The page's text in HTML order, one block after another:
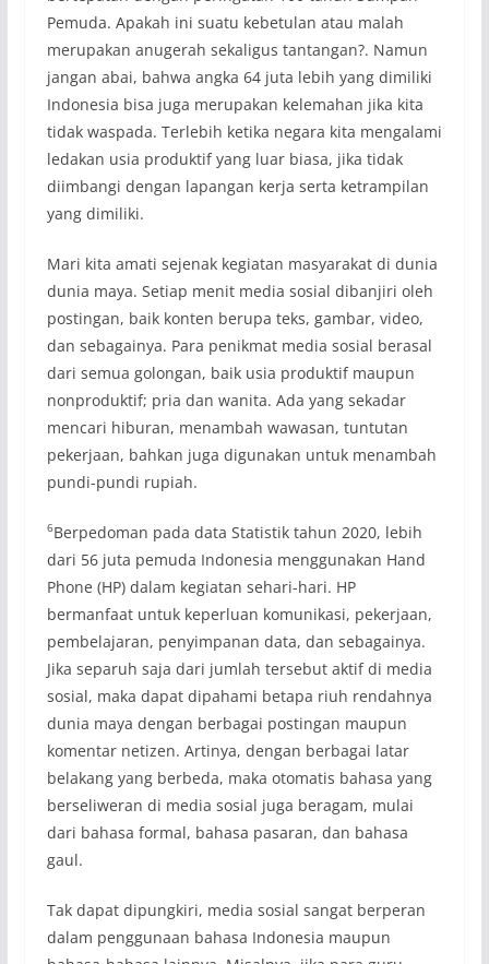
Pemuda. Apakah ini suatu kebetulan atau malah
merupakan anugerah sekaligus tantangan?. Namun
jangan abai, bahwa angka 64 juta lebih yang dimiliki
Indonesia bisa juga merupakan kelemahan jika kita
tidak waspada. Terlebih ketika negara kita mengalami
ledakan usia produktif yang luar biasa, jika tidak
diimbangi dengan lapangan kerja serta ketrampilan
yang dimiliki.
Mari kita amati sejenak kegiatan masyarakat di dunia
dunia maya. Setiap menit media sosial dibanjiri oleh
postingan, baik konten berupa teks, gambar, video,
dan sebagainya. Para penikmat media sosial berasal
dari semua golongan, baik usia produktif maupun
nonproduktif; pria dan wanita. Ada yang sekadar
mencari hiburan, menambah wawasan, tuntutan
pekerjaan, bahkan juga digunakan untuk menambah
pundi-pundi rupiah.
6Berpedoman pada data Statistik tahun 2020, lebih
dari 56 juta pemuda Indonesia menggunakan Hand
Phone (HP) dalam kegiatan sehari-hari. HP
bermanfaat untuk keperluan komunikasi, pekerjaan,
pembelajaran, penyimpanan data, dan sebagainya.
Jika separuh saja dari jumlah tersebut aktif di media
sosial, maka dapat dipahami betapa riuh rendahnya
dunia maya dengan berbagai postingan maupun
komentar netizen. Artinya, dengan berbagai latar
belakang yang berbeda, maka otomatis bahasa yang
berseliweran di media sosial juga beragam, mulai
dari bahasa formal, bahasa pasaran, dan bahasa
gaul.
Tak dapat dipungkiri, media sosial sangat berperan
dalam penggunaan bahasa Indonesia maupun